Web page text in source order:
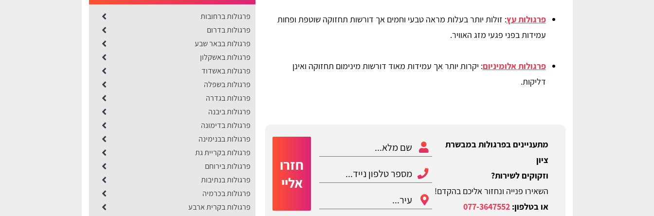
פרגולות עץ: זולות יותר בעלות מראה טבעי וחמים אך דורשות תחזוקה שוטפת ופחות
עמידות בפני פגעי מזג האוויר.
פרגולות אלומיניום: יקרות יותר אך עמידות מאוד דורשות מינימום תחזוקה ואינן
דליקות.
מתעניינים בפרגולות במבשרת
ציון
וזקוקים לשירות?
השאירו פנייה ונחזור אליכם בהקדם!
או בטלפון:077-3647552
חזרו
אליי
פרגולות ברחובות
פרגולות בדרום
פרגולות בבאר שבע
פרגולות באשקלון
פרגולות באשדוד
פרגולות בשפלה
פרגולות בגדרה
פרגולות ביבנה
פרגולות בדימונה
פרגולות בבנימינה
פרגולות בקריית גת
פרגולות בירוחם
פרגולות בנתיבות
פרגולות בכרמיה
פרגולות בקרית ארבע